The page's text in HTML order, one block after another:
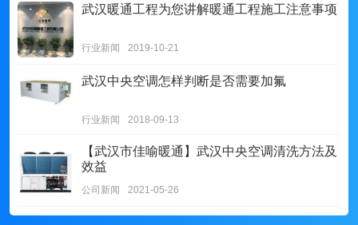
武汉暖通工程为您讲解暖通工程施工注意事项
行业新闻 2019-10-21
武汉中央空调怎样判断是否需要加氟
行业新闻 2018-09-13
【武汉市佳喻暖通】武汉中央空调清洗方法及
效益
公司新闻 2021-05-26